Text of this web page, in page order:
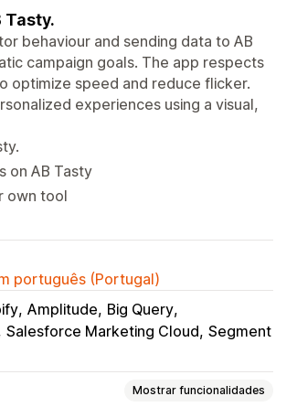
behaviour and sending data to AB
campaign goals. The app respects
optimize speed and reduce flicker.
experiences using a visual,
on AB Tasty
own tool
português (Portugal)
Amplitude Big Query
Salesforce Marketing Cloud Segment
Mostrar funcionalidades